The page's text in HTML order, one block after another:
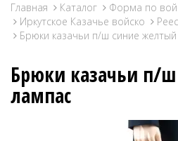
Главная Каталог
Форма по
Иркутское Казачье войско
Брюки казачьи п/ш синие
Брюки казачьи п/
лампас